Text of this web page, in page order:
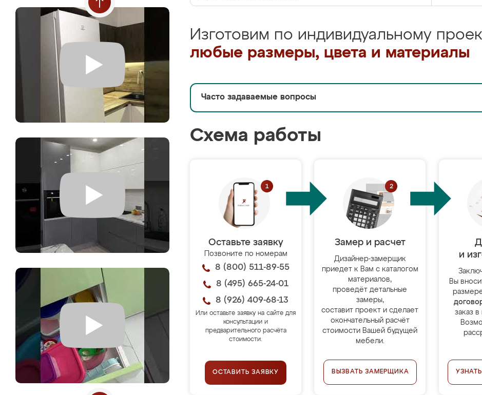
Изготовим по индивидуальному
любые размеры, цвета и материалы
Часто задаваемые вопросы
Схема работы
Оставьте заявку
Позвоните по номерам
8 (800) 511-89-55
8 (495) 665-24-01
8 (926) 409-68-13
Или оставьте заявку на сайте для
консультации и
предварительного расчёта
стоимости.
ОСТАВИТЬ ЗАЯВКУ
Замер и расчет
Дизайнер-замерщик
приедет к Вам с каталогом
материалов,
проведёт детальные
замеры,
составит проект и сделает
окончательный расчёт
стоимости Вашей будущей
мебели.
ВЫЗВАТЬ ЗАМЕРЩИКА
и
Вы
заказ